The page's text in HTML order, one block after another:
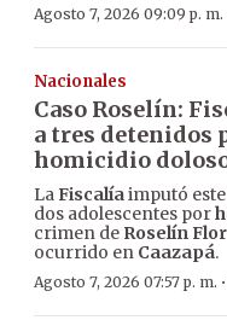
Agosto 7, 2026 09:09 p. m.
Nacionales
Caso Roselín:
a tres detenidos
homicidio
LaFiscalíaimputó
dos adolescentes por
crimen de Roselín
ocurrido en Caazapá.
Agosto 7, 2026 07:57 p. m. ·